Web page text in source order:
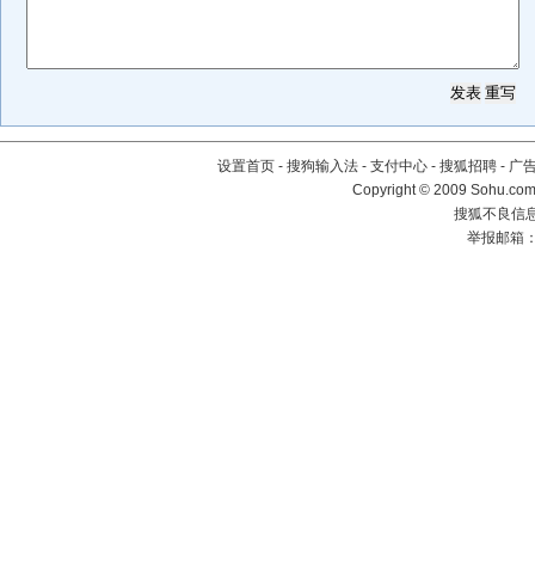
设置首页 - 搜狗输入法 - 支付中心 - 搜狐招聘 - 广
Copyright © 2009
搜狐不良信
举报邮箱